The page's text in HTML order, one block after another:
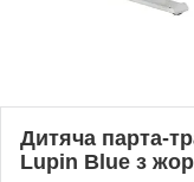
Дитяча парта-
Lupin Blue з